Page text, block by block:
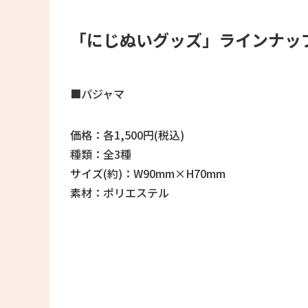
「にじぬいグッズ」ラインナッ
■パジャマ
価格：各1,500円(税込)
種類：全3種
サイズ(約)：W90mm×H70mm
素材：ポリエステル